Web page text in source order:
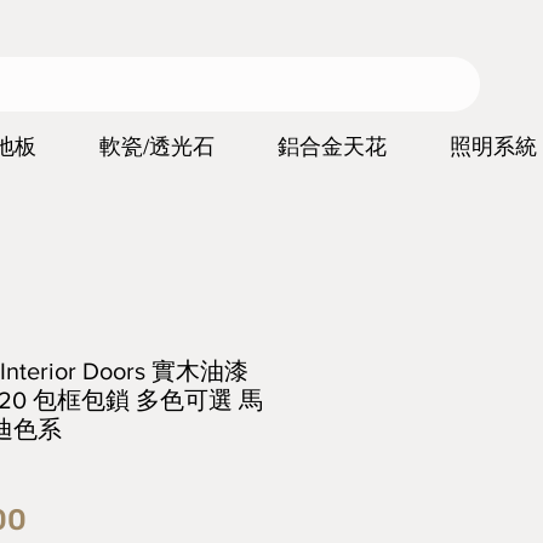
板 軟瓷/透光石 鋁合金天花 照明系統
Doors 實木油漆
包框包鎖 多色可選 馬
色系